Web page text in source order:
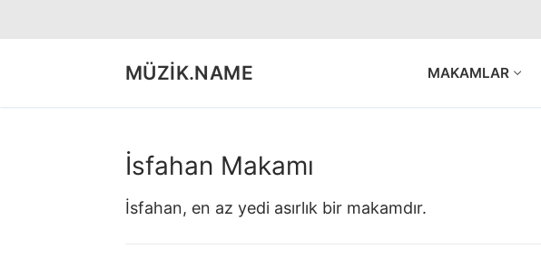
atla
MÜZIK.NAME MAKAMLAR
İsfahan Makamı
İsfahan, en az yedi asırlık bir makamdır.